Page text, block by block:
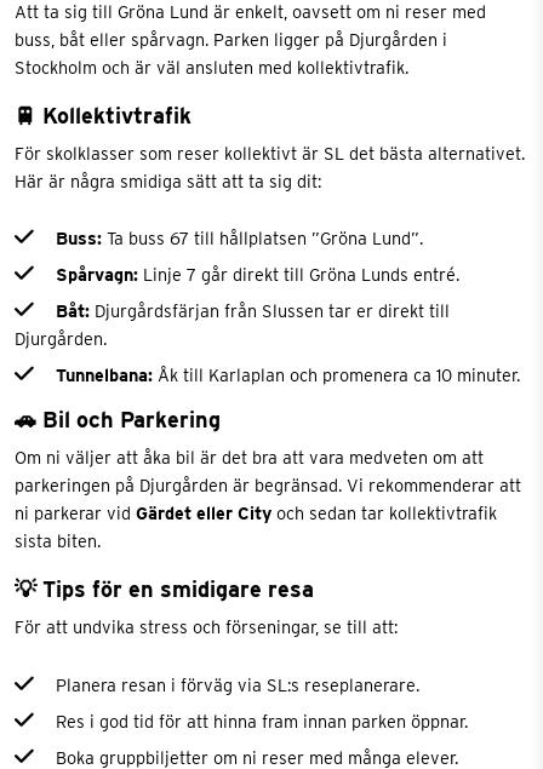
Att ta sig till Gröna Lund är enkelt, oavsett om ni reser med
buss, båt eller spårvagn. Parken ligger på Djurgården i
Stockholm och är väl ansluten med kollektivtrafik.
🚆 Kollektivtrafik
För skolklasser som reser kollektivt är SL det bästa alternativet.
Här är några smidiga sätt att ta sig dit:
Buss: Ta buss 67 till hållplatsen ”Gröna Lund”.
Spårvagn: Linje 7 går direkt till Gröna Lunds entré.
Båt: Djurgårdsfärjan från Slussen tar er direkt till
Djurgården.
Tunnelbana: Åk till Karlaplan och promenera ca 10 minuter.
🚗 Bil och Parkering
Om ni väljer att åka bil är det bra att vara medveten om att
parkeringen på Djurgården är begränsad. Vi rekommenderar att
ni parkerar vid Gärdet eller City och sedan tar kollektivtrafik
sista biten.
💡 Tips för en smidigare resa
För att undvika stress och förseningar, se till att:
Planera resan i förväg via SL:s reseplanerare.
Res i god tid för att hinna fram innan parken öppnar.
Boka gruppbiljetter om ni reser med många elever.